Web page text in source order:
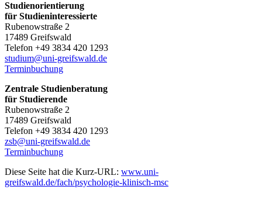
Studienorientierung
für Studieninteressierte
Rubenowstraße 2
17489 Greifswald
Telefon +49 3834 420 1293
studium@uni-greifswald.de
Terminbuchung
Zentrale Studienberatung
für Studierende
Rubenowstraße 2
17489 Greifswald
Telefon +49 3834 420 1293
zsb@uni-greifswald.de
Terminbuchung
Diese Seite hat die Kurz-URL: www.uni-
greifswald.de/fach/psychologie-klinisch-msc